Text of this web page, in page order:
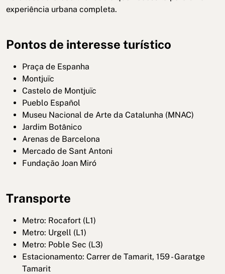
experiência urbana completa.
Pontos de interesse turístico
Praça de Espanha
Montjuïc
Castelo de Montjuïc
Pueblo Español
Museu Nacional de Arte da Catalunha (MNAC)
Jardim Botânico
Arenas de Barcelona
Mercado de Sant Antoni
Fundação Joan Miró
Transporte
Metro: Rocafort (L1)
Metro: Urgell (L1)
Metro: Poble Sec (L3)
Estacionamento: Carrer de Tamarit, 159 - Garatge
Tamarit